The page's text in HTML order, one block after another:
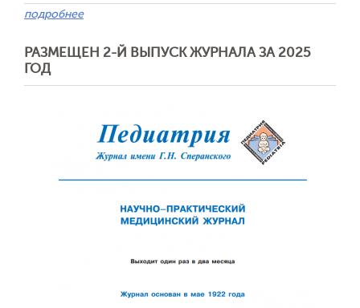
подробнее
РАЗМЕЩЕН 2-Й ВЫПУСК ЖУРНАЛА ЗА 2025
ГОД